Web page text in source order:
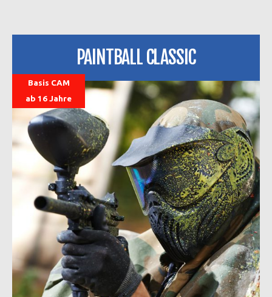
PAINTBALL CLASSIC
Basis CAM
ab 16 Jahre